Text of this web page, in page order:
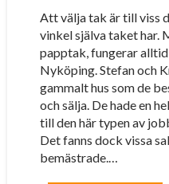
Att välja tak är till viss
vinkel själva taket har.
papptak, fungerar
Nyköping. Stefan och
gammalt hus som de
och sälja. De hade en
till den här typen av
Det fanns dock vissa
bemästrade.…